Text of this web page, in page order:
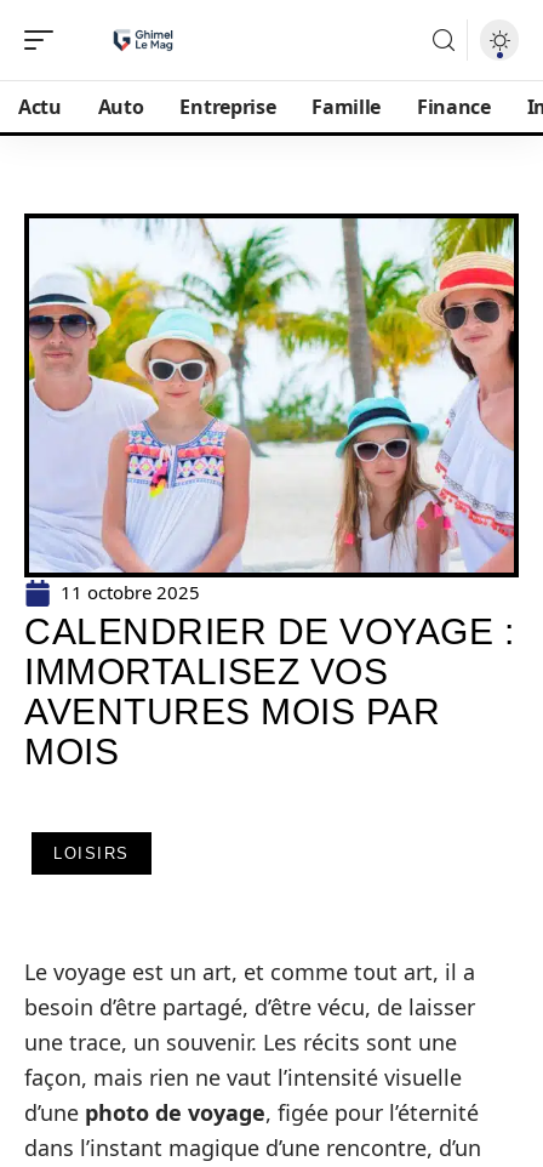
Actu Auto Entreprise Famille Finance
11 octobre 2025
CALENDRIER DE VOYAGE :
IMMORTALISEZ VOS
AVENTURES MOIS PAR
MOIS
LOISIRS
Le voyage est un art, et comme tout art, il a
besoin d’être partagé, d’être vécu, de laisser
une trace, un souvenir. Les récits sont une
façon, mais rien ne vaut l’intensité visuelle
d’une photo de voyage, figée pour l’éternité
dans l’instant magique d’une rencontre, d’un